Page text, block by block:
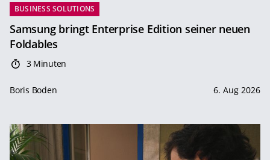
BUSINESS SOLUTIONS
Samsung bringt Enterprise Edition seiner neuen
Foldables
3 Minuten
Boris Boden 6. Aug 2026